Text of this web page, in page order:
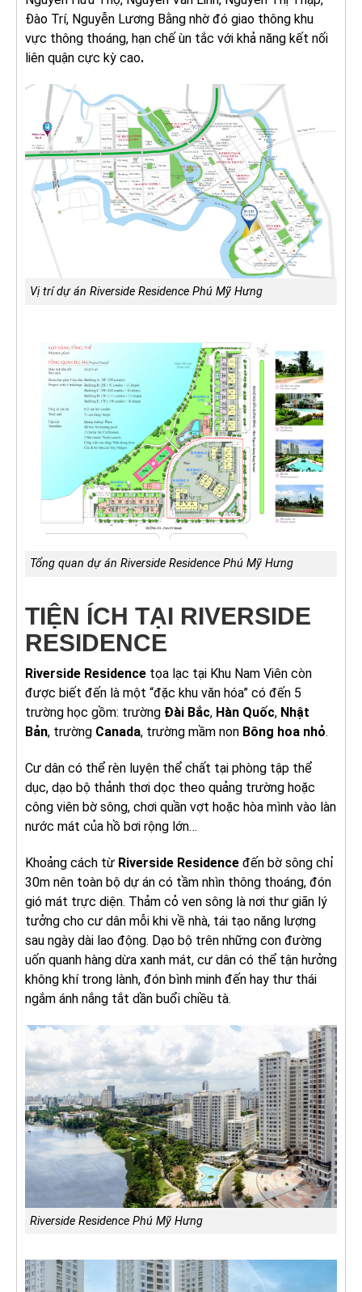
Đào Trí, Nguyễn Lương Bằng nhờ đó giao thông khu
vực thông thoáng, hạn chế ùn tắc với khả năng kết nối
liên quận cực kỳ cao.
Vị trí dự án Riverside Residence Phú Mỹ Hưng
Tổng quan dự án Riverside Residence Phú Mỹ Hưng
TIỆN ÍCH TẠI RIVERSIDE
RESIDENCE
Riverside Residence tọa lạc tại Khu Nam Viên còn
được biết đến là một “đặc khu văn hóa” có đến 5
trường học gồm: trường Đài Bắc, Hàn Quốc, Nhật
Bản, trường Canada, trường mầm non Bông hoa nhỏ.
Cư dân có thể rèn luyện thể chất tại phòng tập thể
dục, dạo bộ thảnh thơi dọc theo quảng trường hoặc
công viên bờ sông, chơi quần vợt hoặc hòa mình vào làn
nước mát của hồ bơi rộng lớn…
Khoảng cách từ Riverside Residence đến bờ sông chỉ
30m nên toàn bộ dự án có tầm nhìn thông thoáng, đón
gió mát trực diện. Thảm cỏ ven sông là nơi thư giãn lý
tưởng cho cư dân mỗi khi về nhà, tái tạo năng lượng
sau ngày dài lao động. Dạo bộ trên những con đường
uốn quanh hàng dừa xanh mát, cư dân có thể tận hưởng
không khí trong lành, đón bình minh đến hay thư thái
ngắm ánh nắng tắt dần buổi chiều tà.
Riverside Residence Phú Mỹ Hưng